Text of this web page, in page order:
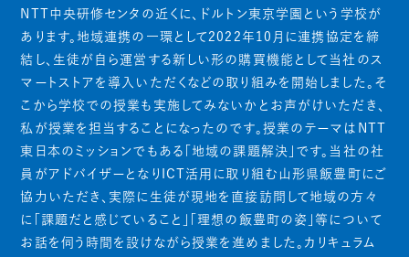
NTT中央研修センタの近くに、ドルトン東京学園という学校が
あります。地域連携の一環として2022年10月に連携協定を締
結し、生徒が自ら運営する新しい形の購買機能として当社のス
マートストアを導入いただくなどの取り組みを開始しました。そ
こから学校での授業も実施してみないかとお声がけいただき、
私が授業を担当することになったのです。授業のテーマはNTT
東日本のミッションでもある「地域の課題解決」です。当社の社
員がアドバイザーとなりICT活用に取り組む山形県飯豊町にご
協力いただき、実際に生徒が現地を直接訪問して地域の方々
に「課題だと感じていること」「理想の飯豊町の姿」等について
お話を伺う時間を設けながら授業を進めました。カリキュラム